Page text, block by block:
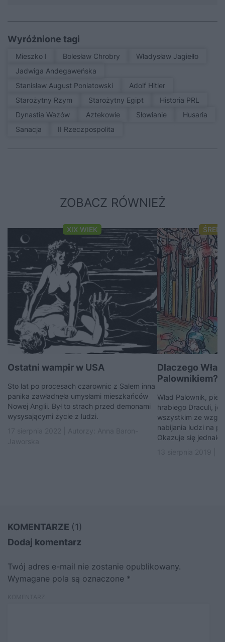
Wyróżnione tagi
Mieszko I Bolesław Chrobry
Władysław Jagiełło
Jadwiga Andegaweńska
Stanisław August Poniatowski
Adolf Hitler
Starożytny Rzym
Starożytny Egipt
Historia PRL
Dynastia Wazów
Aztekowie Słowianie
Husaria
sanacja
II Rzeczpospolita
ZOBACZ RÓWNIEŻ
XIX WIEK
Ostatni wampir w USA
Sto lat po procesach czarownic z Salem inna
panika zawładnęła umysłami mieszkańców
Nowej Anglii. Był to strach przed demonami
wysysającymi życie z ludzi.
Dlaczego Wład
Palownikiem?
Wład Palownik,
hrabiego Draculi,
wszystkim ze
nabijania ludzi na
Okazuje się
KOMENTARZE (1)
Dodaj komentarz
Twój adres e-mail nie zostanie opublikowany.
Wymagane pola są oznaczone *